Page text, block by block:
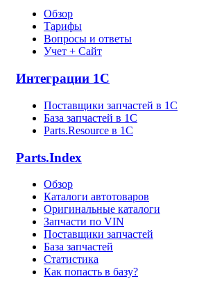
Обзор
Тарифы
Вопросы и ответы
Учет + Сайт
Интеграции 1С
Поставщики запчастей в 1C
База запчастей в 1С
Parts.Resource в 1C
Parts.Index
Обзор
Каталоги автотоваров
Оригинальные каталоги
Запчасти по VIN
Поставщики запчастей
База запчастей
Статистика
Как попасть в базу?